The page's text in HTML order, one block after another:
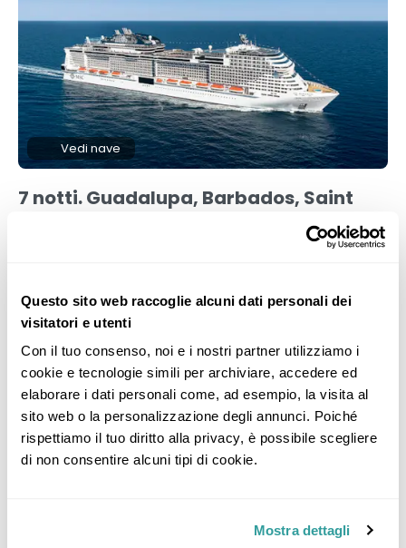
Questo sito web raccoglie alcuni dati personali dei
visitatori e utenti
Con il tuo consenso, noi e i nostri partner utilizziamo i
cookie e tecnologie simili per archiviare, accedere ed
elaborare i dati personali come, ad esempio, la visita al
sito web o la personalizzazione degli annunci. Poiché
rispettiamo il tuo diritto alla privacy, è possibile scegliere
di non consentire alcuni tipi di cookie.
Mostra dettagli
Vedi nave
7 notti. Guadalupa, Barbados, Saint
Vincent e Grenadine, Santa Lucia,
Mostra mappa
PARTENZA DA:Fort De Francia, Martinica
1.079 €
Media per persona
Tasse incluse
+ informazioni itinerario